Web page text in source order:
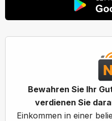
Bewahren Sie Ihr
verdienen Sie
Einkommen in einer